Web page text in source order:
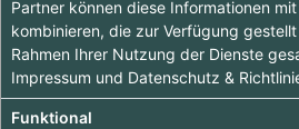
Tipp ab 15.90 €
Partner können diese Informationen
kombinieren, die zur Verfügung
Rahmen Ihrer Nutzung der Dienste
Impressum und Datenschutz &
Funktional